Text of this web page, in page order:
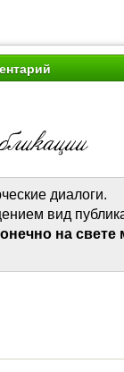
диалоги.
вид
на свете